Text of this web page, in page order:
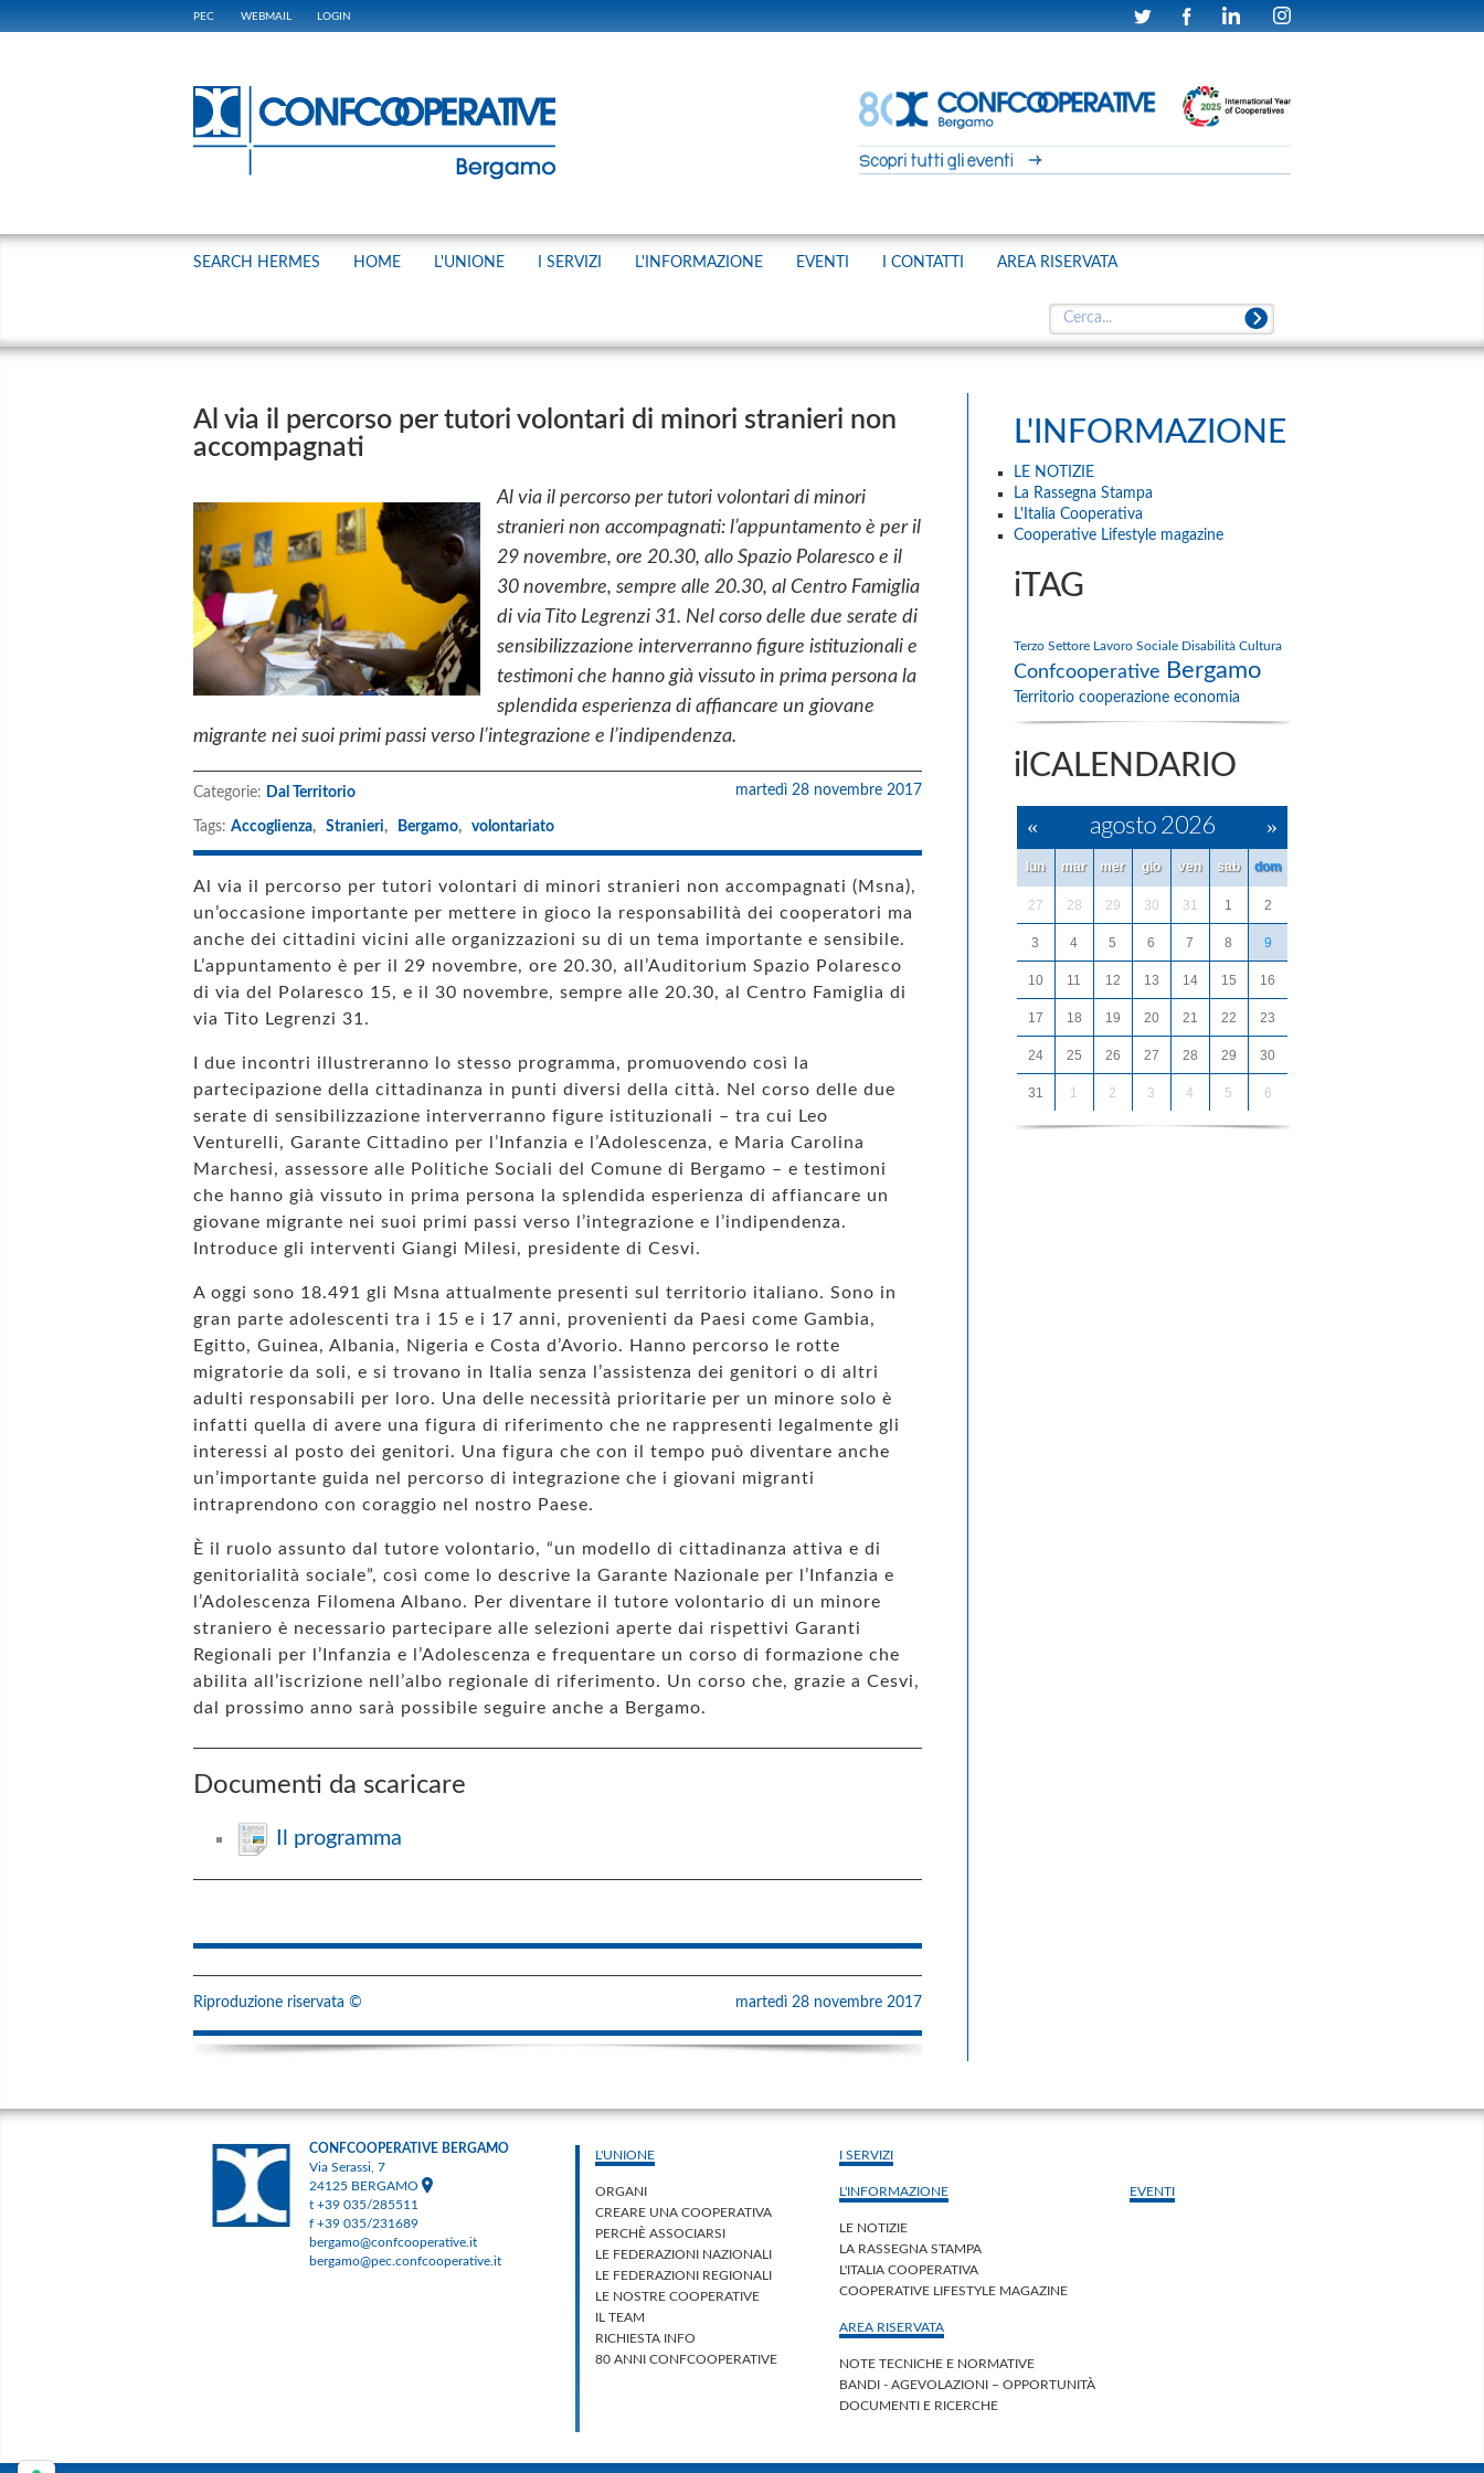
PEC WEBMAIL LOGIN
SEARCH HERMES HOME L'UNIONE I SERVIZI L'INFORMAZIONE EVENTI I CONTATTI AREA RISERVATA
Al via il percorso per tutori volontari di minori stranieri non
accompagnati
Al via il percorso per tutori volontari di minori
stranieri non accompagnati: l’appuntamento è per il
29 novembre, ore 20.30, allo Spazio Polaresco e il
30 novembre, sempre alle 20.30, al Centro Famiglia
di via Tito Legrenzi 31. Nel corso delle due serate di
sensibilizzazione interverranno figure istituzionali e
testimoni che hanno già vissuto in prima persona la
splendida esperienza di affiancare un giovane
migrante nei suoi primi passi verso l’integrazione e l’indipendenza.
martedì 28 novembre 2017
Categorie: Dal Territorio
Tags: Accoglienza, Stranieri, Bergamo, volontariato
Al via il percorso per tutori volontari di minori stranieri non accompagnati (Msna),
un’occasione importante per mettere in gioco la responsabilità dei cooperatori ma
anche dei cittadini vicini alle organizzazioni su di un tema importante e sensibile.
L’appuntamento è per il 29 novembre, ore 20.30, all’Auditorium Spazio Polaresco
di via del Polaresco 15, e il 30 novembre, sempre alle 20.30, al Centro Famiglia di
via Tito Legrenzi 31.
I due incontri illustreranno lo stesso programma, promuovendo così la
partecipazione della cittadinanza in punti diversi della città. Nel corso delle due
serate di sensibilizzazione interverranno figure istituzionali – tra cui Leo
Venturelli, Garante Cittadino per l’Infanzia e l’Adolescenza, e Maria Carolina
Marchesi, assessore alle Politiche Sociali del Comune di Bergamo – e testimoni
che hanno già vissuto in prima persona la splendida esperienza di affiancare un
giovane migrante nei suoi primi passi verso l’integrazione e l’indipendenza.
Introduce gli interventi Giangi Milesi, presidente di Cesvi.
A oggi sono 18.491 gli Msna attualmente presenti sul territorio italiano. Sono in
gran parte adolescenti tra i 15 e i 17 anni, provenienti da Paesi come Gambia,
Egitto, Guinea, Albania, Nigeria e Costa d’Avorio. Hanno percorso le rotte
migratorie da soli, e si trovano in Italia senza l’assistenza dei genitori o di altri
adulti responsabili per loro. Una delle necessità prioritarie per un minore solo è
infatti quella di avere una figura di riferimento che ne rappresenti legalmente gli
interessi al posto dei genitori. Una figura che con il tempo può diventare anche
un’importante guida nel percorso di integrazione che i giovani migranti
intraprendono con coraggio nel nostro Paese.
È il ruolo assunto dal tutore volontario, “un modello di cittadinanza attiva e di
genitorialità sociale”, così come lo descrive la Garante Nazionale per l’Infanzia e
l’Adolescenza Filomena Albano. Per diventare il tutore volontario di un minore
straniero è necessario partecipare alle selezioni aperte dai rispettivi Garanti
Regionali per l’Infanzia e l’Adolescenza e frequentare un corso di formazione che
abilita all’iscrizione nell’albo regionale di riferimento. Un corso che, grazie a Cesvi,
dal prossimo anno sarà possibile seguire anche a Bergamo.
Documenti da scaricare
Il programma
Riproduzione riservata © martedì 28 novembre 2017
L'INFORMAZIONE
LE NOTIZIE
La Rassegna Stampa
L'Italia Cooperativa
Cooperative Lifestyle magazine
iTAG
Terzo Settore Lavoro Sociale Disabilità Cultura
Confcooperative Bergamo
Territorio cooperazione economia
ilCALENDARIO
« agosto 2026 »
lun mar mer gio ven sab dom
27 28 29 30 31 1 2
3 4 5 6 7 8 9
10 11 12 13 14 15 16
17 18 19 20 21 22 23
24 25 26 27 28 29 30
31 1 2 3 4 5 6
L'UNIONE
ORGANI
CREARE UNA COOPERATIVA
PERCHÈ ASSOCIARSI
LE FEDERAZIONI NAZIONALI
LE FEDERAZIONI REGIONALI
LE NOSTRE COOPERATIVE
IL TEAM
RICHIESTA INFO
80 ANNI CONFCOOPERATIVE
I SERVIZI
L'INFORMAZIONE
LE NOTIZIE
LA RASSEGNA STAMPA
L'ITALIA COOPERATIVA
COOPERATIVE LIFESTYLE MAGAZINE
EVENTI
AREA RISERVATA
NOTE TECNICHE E NORMATIVE
BANDI - AGEVOLAZIONI – OPPORTUNITÀ
DOCUMENTI E RICERCHE
CONFCOOPERATIVE BERGAMO
Via Serassi, 7
24125 BERGAMO
t +39 035/285511
f +39 035/231689
bergamo@confcooperative.it
bergamo@pec.confcooperative.it